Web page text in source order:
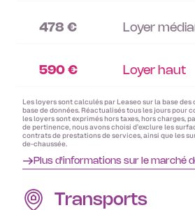
478 € Loyer
590 € Loyer haut
Les loyers sont calculés par Leaseo sur la base
base de données. Réactualisés tous les jours pour
les loyers sont exprimés hors taxes, hors charges,
de pertinence, nous avons choisi d’exclure les
contrats de prestations de services, ainsi que les
de-chaussée.
Plus d'informations sur le marché
Transports